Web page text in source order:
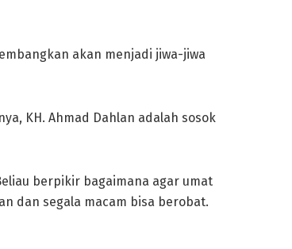
akan menjadi jiwa-jiwa
KH. Ahmad Dahlan adalah sosok
berpikir bagaimana agar umat
dan segala macam bisa berobat.